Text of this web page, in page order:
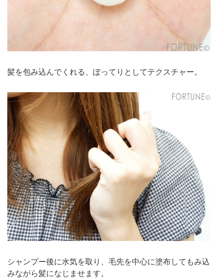
髪を包み込んでくれる、ぽってりとしてテクスチャー。
シャンプー後に水気を取り、毛先を中心に塗布してもみ込
みながら髪になじませます。